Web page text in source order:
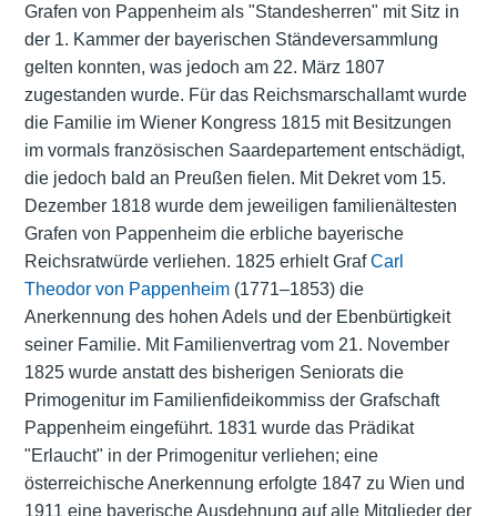
Grafen von Pappenheim als "Standesherren" mit Sitz in
der 1. Kammer der bayerischen Ständeversammlung
gelten konnten, was jedoch am 22. März 1807
zugestanden wurde. Für das Reichsmarschallamt wurde
die Familie im Wiener Kongress 1815 mit Besitzungen
im vormals französischen Saardepartement entschädigt,
die jedoch bald an Preußen fielen. Mit Dekret vom 15.
Dezember 1818 wurde dem jeweiligen familienältesten
Grafen von Pappenheim die erbliche bayerische
Reichsratwürde verliehen. 1825 erhielt GrafCarl
Theodor von Pappenheim(1771–1853) die
Anerkennung des hohen Adels und der Ebenbürtigkeit
seiner Familie. Mit Familienvertrag vom 21. November
1825 wurde anstatt des bisherigen Seniorats die
Primogenitur im Familienfideikommiss der Grafschaft
Pappenheim eingeführt. 1831 wurde das Prädikat
"Erlaucht" in der Primogenitur verliehen; eine
österreichische Anerkennung erfolgte 1847 zu Wien und
1911 eine bayerische Ausdehnung auf alle Mitglieder der